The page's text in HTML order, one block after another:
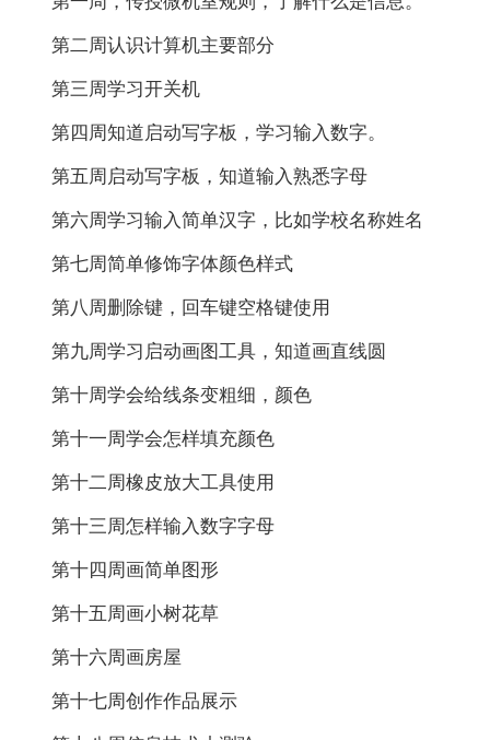
第二周认识计算机主要部分
第三周学习开关机
第四周知道启动写字板，学习输入数字。
第五周启动写字板，知道输入熟悉字母
第六周学习输入简单汉字，比如学校名称姓名
第七周简单修饰字体颜色样式
第八周删除键，回车键空格键使用
第九周学习启动画图工具，知道画直线圆
第十周学会给线条变粗细，颜色
第十一周学会怎样填充颜色
第十二周橡皮放大工具使用
第十三周怎样输入数字字母
第十四周画简单图形
第十五周画小树花草
第十六周画房屋
第十七周创作作品展示